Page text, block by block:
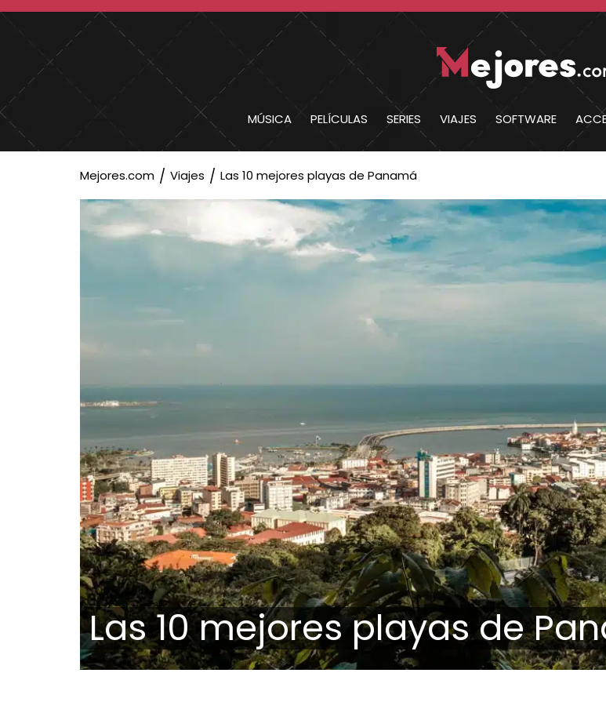
MÚSICA PELÍCULAS SERIES VIAJES SOFTWARE
Mejores.com Viajes Las 10 mejores playas de Panamá
Las 10 mejores playas de